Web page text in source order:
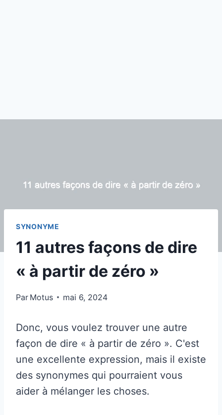
SYNONYME
11 autres façons de dire
« à partir de zéro »
Par Motus mai 6, 2024
Donc, vous voulez trouver une autre
façon de dire « à partir de zéro ». C'est
une excellente expression, mais il existe
des synonymes qui pourraient vous
aider à mélanger les choses.